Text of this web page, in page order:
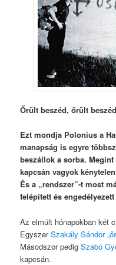
Őrült beszéd, őrült
Ezt mondja Polonius a
manapság is egyre
beszállok a sorba.
kapcsán vagyok
És a „rendszer”-t most
felépített és
Az elmúlt hónapokban két
EgyszerSzakály Sándor
Másodszor pedigSzabó
kapcsán.